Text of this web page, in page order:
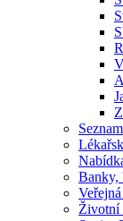
Banky,
Životní